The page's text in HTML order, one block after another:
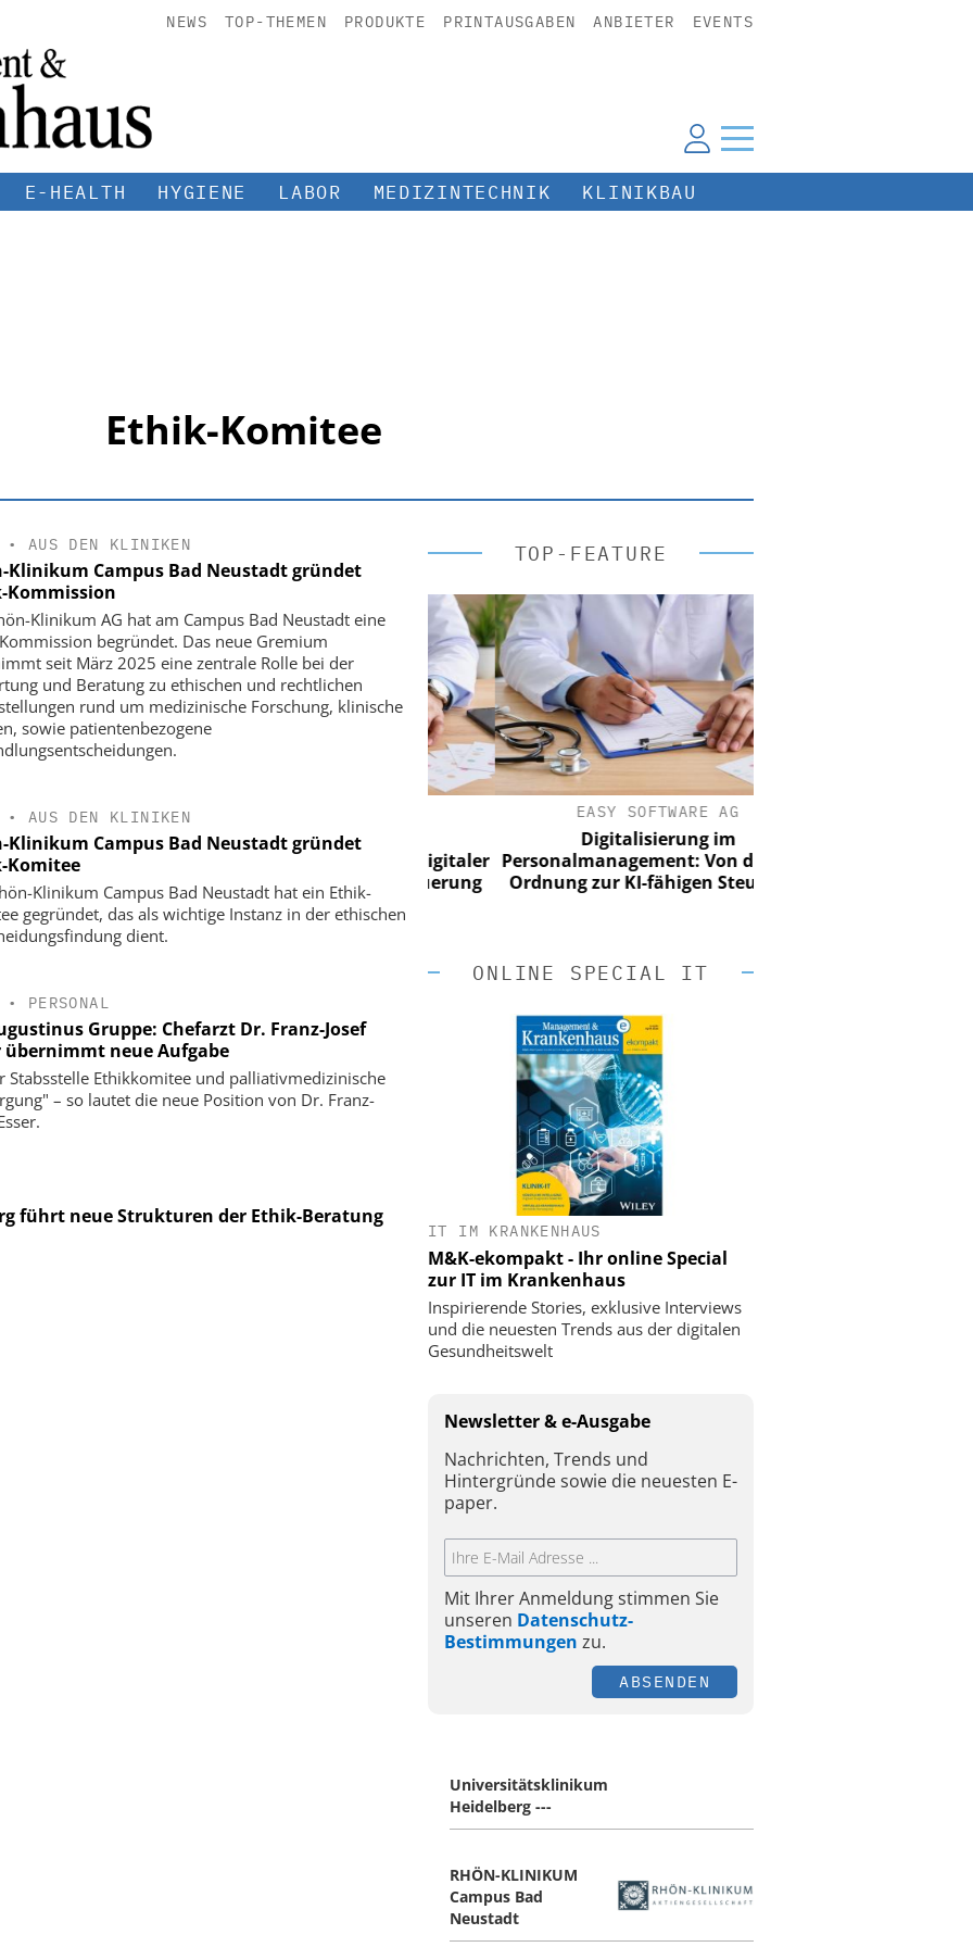
NEWS TOP-THEMEN PRODUKTE PRINTAUSGABEN ANBIETER EVENTS
E-HEALTH HYGIENE LABOR MEDIZINTECHNIK KLINIKBAU
Ethik-Komitee
• AUS DEN KLINIKEN
Klinikum Campus Bad Neustadt gründet
Kommission
Klinikum AG hat am Campus Bad Neustadt eine
begründet. Das neue Gremium
seit März 2025 eine zentrale Rolle bei der
und Beratung zu ethischen und rechtlichen
rund um medizinische Forschung, klinische
sowie patientenbezogene
• AUS DEN KLINIKEN
Klinikum Campus Bad Neustadt gründet
Komitee
Klinikum Campus Bad Neustadt hat ein Ethik-
gegründet, das als wichtige Instanz in der ethischen
dient.
• PERSONAL
Gruppe: Chefarzt Dr. Franz-Josef
übernimmt neue Aufgabe
Stabsstelle Ethikkomitee und palliativmedizinische
– so lautet die neue Position von Dr. Franz-
führt neue Strukturen der Ethik-Beratung
TOP-FEATURE
AG
im
digitaler
Steuerung
Digitalisierung im
Personalmanagement: Von digitaler
Ordnung zur KI-fähigen Steuerung
EASY SOFTWARE AG
Digitalisierung im
Personalmanagement: Von digitaler
Ordnung zur KI-fähigen Steuerung
ONLINE SPECIAL IT
IT IM KRANKENHAUS
M&K-ekompakt - Ihr online Special
zur IT im Krankenhaus
Inspirierende Stories, exklusive Interviews
und die neuesten Trends aus der digitalen
Gesundheitswelt
Newsletter & e-Ausgabe
Nachrichten, Trends und
Hintergründe sowie die neuesten E-
paper.
Mit Ihrer Anmeldung stimmen Sie
unseren Datenschutz-
Bestimmungen zu.
ABSENDEN
Universitätsklinikum
Heidelberg ---
RHÖN-KLINIKUM
Campus Bad
Neustadt